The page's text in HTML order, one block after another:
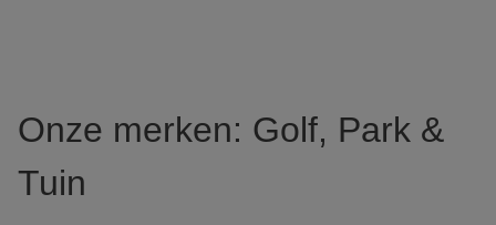
Onze merken: Golf, Park &
Tuin